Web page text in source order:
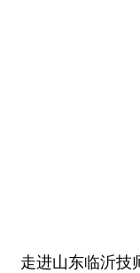
走进山东临沂技师